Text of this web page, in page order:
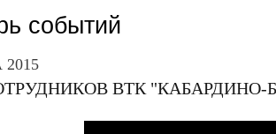
событий
ВТК